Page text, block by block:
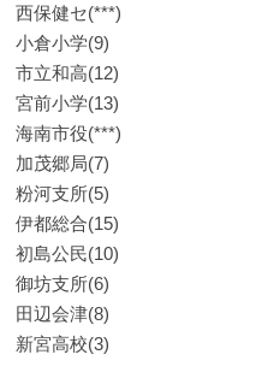
西保健セ(***)
小倉小学(9)
市立和高(12)
宮前小学(13)
海南市役(***)
加茂郷局(7)
粉河支所(5)
伊都総合(15)
初島公民(10)
御坊支所(6)
田辺会津(8)
新宮高校(3)